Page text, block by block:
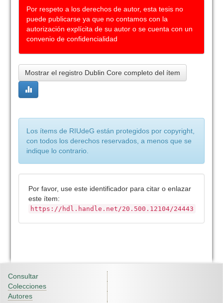
Por respeto a los derechos de autor, esta tesis no
puede publicarse ya que no contamos con la
autorización explícita de su autor o se cuenta con un
convenio de confidencialidad
Mostrar el registro Dublin Core completo del ítem
Los ítems de RIUdeG están protegidos por copyright,
con todos los derechos reservados, a menos que se
indique lo contrario.
Por favor, use este identificador para citar o enlazar
este ítem:
https://hdl.handle.net/20.500.12104/24443
Consultar
Colecciones
Autores